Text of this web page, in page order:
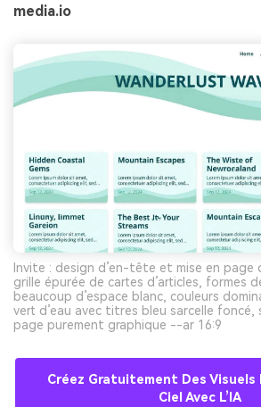
media.io
Invite : design d’en-tête et mise en page
grille épurée de cartes d’articles, formes
beaucoup d’espace blanc, couleurs
vert d’eau avec titres bleu sarcelle foncé,
page purement graphique --ar 16:9
Créez Gratuitement Des
Ciel Avec L’IA